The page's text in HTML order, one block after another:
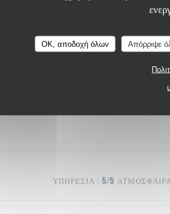
OK, αποδοχή όλων Απόρριψε
ΑΤΜΌΣΦΑΙΡΑ
ΥΠΗΡΕΣΊΑ : 5/5